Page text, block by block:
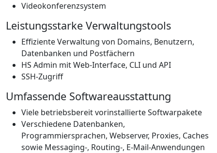
Videokonferenzsystem
Leistungsstarke Verwaltungstools
Effiziente Verwaltung von Domains, Benutzern,
Datenbanken und Postfächern
HS Admin mit Web-Interface, CLI und API
SSH-Zugriff
Umfassende Softwareausstattung
Viele betriebsbereit vorinstallierte Softwarpakete
Verschiedene Datenbanken,
Programmiersprachen, Webserver, Proxies, Caches
sowie Messaging-, Routing-, E-Mail-Anwendungen